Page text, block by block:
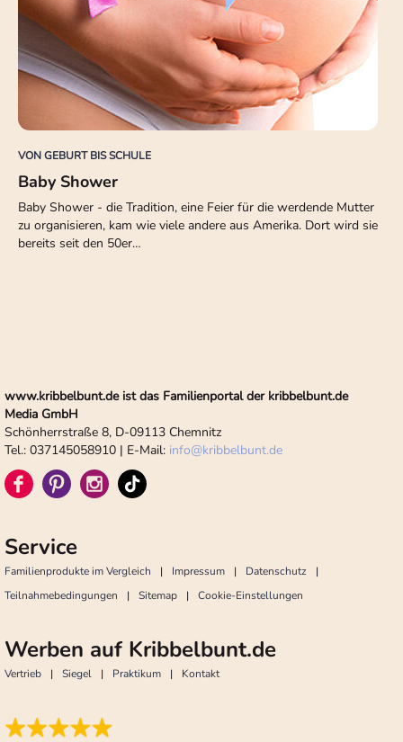
VON GEBURT BIS SCHULE
Baby Shower
Baby Shower - die Tradition, eine Feier für die werdende Mutter
zu organisieren, kam wie viele andere aus Amerika. Dort wird sie
bereits seit den 50er…
www.kribbelbunt.de ist das Familienportal der kribbelbunt.de
Media GmbH
Schönherrstraße 8, D-09113 Chemnitz
Tel.: 037145058910 | E-Mail: info@kribbelbunt.de
Service
Familienprodukte im Vergleich Impressum
Datenschutz
Teilnahmebedingungen
Sitemap Cookie-Einstellungen
Werben auf Kribbelbunt.de
Vertrieb Siegel Praktikum Kontakt